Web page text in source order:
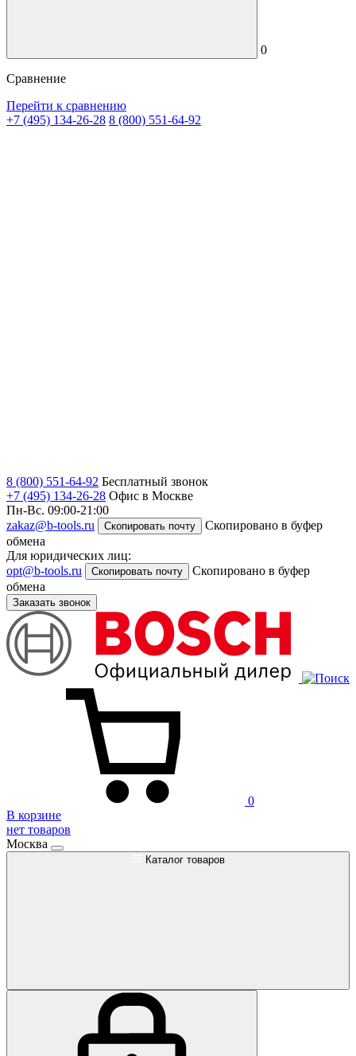
0
Сравнение
Перейти к сравнению
+7 (495) 134-26-28 8 (800) 551-64-92
8 (800) 551-64-92 Бесплатный звонок
+7 (495) 134-26-28 Офис в Москве
Пн-Вс. 09:00-21:00
zakaz@b-tools.ru
Скопировать почту
Скопировано в буфер
обмена
Для юридических лиц:
opt@b-tools.ru
Скопировать почту
Скопировано в буфер
обмена
Заказать звонок
0
В корзине
нет товаров
Москва
Каталог товаров